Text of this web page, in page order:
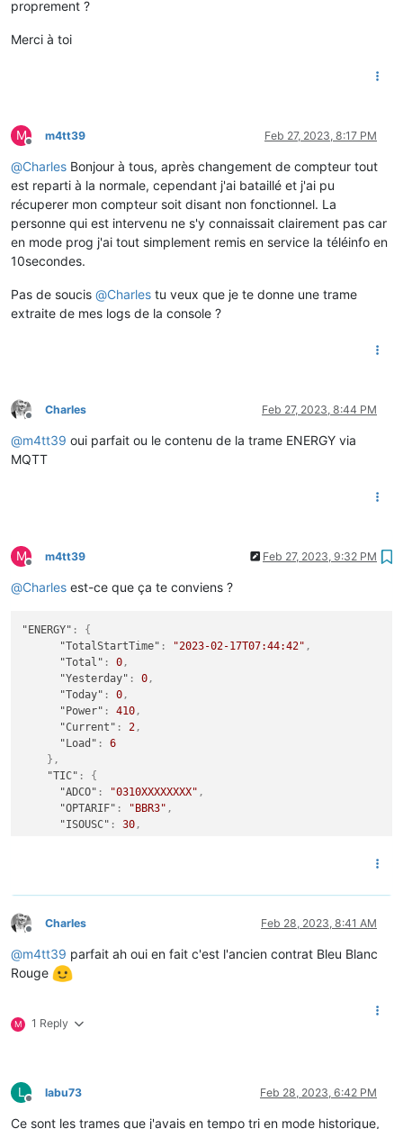
proprement ?
Merci à toi
M
Offline
m4tt39 Feb 27, 2023, 8:17 PM
@Charles Bonjour à tous, après changement de compteur tout
est reparti à la normale, cependant j'ai bataillé et j'ai pu
récuperer mon compteur soit disant non fonctionnel. La
personne qui est intervenu ne s'y connaissait clairement pas car
en mode prog j'ai tout simplement remis en service la téléinfo en
10secondes.
Pas de soucis @Charles tu veux que je te donne une trame
extraite de mes logs de la console ?
Offline
Charles Feb 27, 2023, 8:44 PM
@m4tt39 oui parfait ou le contenu de la trame ENERGY via
MQTT
M
Offline
m4tt39 Feb 27, 2023, 9:32 PM
@Charles est-ce que ça te conviens ?
"ENERGY" :
{
"TotalStartTime" : "2023-02-17T07:44:42" ,
"Total" : 0,
"Yesterday" : 0,
"Today" : 0,
"Power" : 410,
"Current" : 2,
"Load" :
6
} ,
"TIC" :
{
"ADCO" : "0310XXXXXXXX" ,
"OPTARIF" : "BBR3" ,
"ISOUSC" : 30,
"BBRHPJR"
"DEMAIN" : "BLAN",
"IINST"
"HHPHC"
}
Offline
Charles Feb 28, 2023, 8:41 AM
@m4tt39 parfait ah oui en fait c'est l'ancien contrat Bleu Blanc
Rouge
M 1 Reply
L
Offline
labu73 Feb 28, 2023, 6:42 PM
Ce sont les trames que j'avais en tempo tri en mode historique,